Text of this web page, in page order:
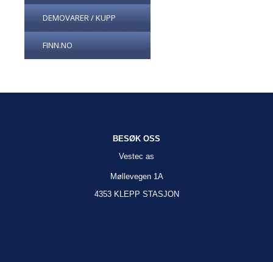
DEMOVARER / KUPP
FINN.NO
BESØK OSS
Vestec as
Møllevegen 1A
4353 KLEPP STASJON